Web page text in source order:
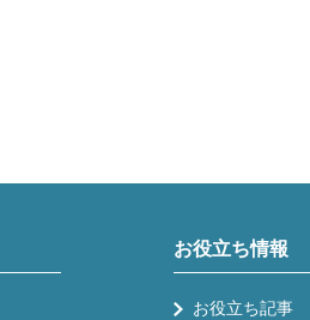
お役立ち情報
お役立ち記事